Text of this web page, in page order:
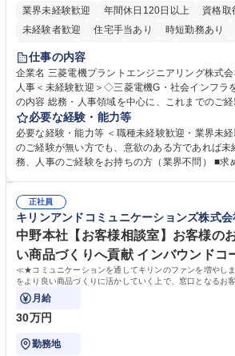
業界未経験歓迎
年間休日120日以上
資格取
未経験者歓迎
住宅手当あり 時短勤務あり
退職金あり
駅近5分以内
土日祝休み 服装自由 寮・社
仕事の内容
企業名 三菱電機プラントエンジニアリング株式会社 求人名 【大阪】
人事＜未経験歓迎＞◇三菱電機G・社会インフラを
の内容 総務・人事領域を中心に、これまでのご
します。 ＜具体的には＞ ・総務/人事労務（給与・社保・勤怠管理など）
・採用・教育研修 ・福利厚生運用 など ※基本的
採用や教育等の業務内容により、関西圏以外へ
出張もございます。 ※担当業務を持ちつつ、お互
総務人事＜未経験歓迎＞◇三菱電機G・社会イン
必要な経験・能力等
必要な経験・能力等 ＜職種未経験歓迎・業界未
のご経験が無い方でも、意欲のある方であれば
務、人事のご経験をお持ちの方（業界不問） ■求める人物像：・社内外の
ミュニケーション能力を持っている方 ・人事総
正社員
キリンアンドコミュニケーションズ株式会
中野本社【お客様相談室】お客様の
い商品づくりへ貢献 インバウンドコ
≪★コミュニケーションを通してキリンのファンを増やし
をより良い商品づくりに活かしていく上で、窓口となるお
月給
30万円
勤務地